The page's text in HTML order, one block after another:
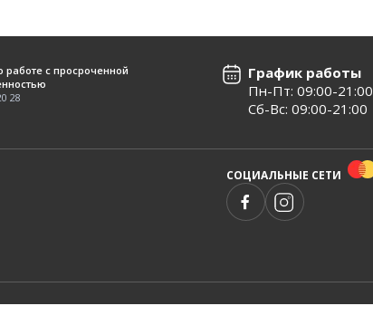
СОЦИАЛЬНЫЕ СЕТИ
работе с просроченной
28
График работы
Пн-Пт: 09:00-21:00
Сб-Вс: 09:00-21:00